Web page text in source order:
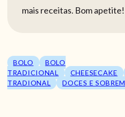
mais receitas. Bom apetite!
BOLO
BOLO
TRADICIONAL
CHEESECAKE
TRADIONAL
DOCES E